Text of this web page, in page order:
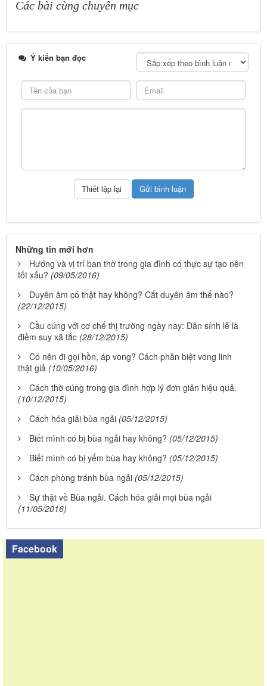
Các bài cùng chuyên mục
Ý kiến bạn đọc
Những tin mới hơn
Hướng và vị trí ban thờ trong gia đình có thực sự tạo nên
tốt xấu? (09/05/2016)
Duyên âm có thật hay không? Cắt duyên âm thế nào?
(22/12/2015)
Cầu cúng với cơ chế thị trường ngày nay: Dân sính lễ là
điềm suy xã tắc (28/12/2015)
Có nên đi gọi hồn, áp vong? Cách phân biệt vong linh
thật giả (10/05/2016)
Cách thờ cúng trong gia đình hợp lý đơn giản hiệu quả.
(10/12/2015)
Cách hóa giải bùa ngải (05/12/2015)
Biết mình có bị bùa ngải hay không? (05/12/2015)
Biết mình có bị yểm bùa hay không? (05/12/2015)
Cách phòng tránh bùa ngải (05/12/2015)
Sự thật về Bùa ngải. Cách hóa giải mọi bùa ngải
(11/05/2016)
Facebook